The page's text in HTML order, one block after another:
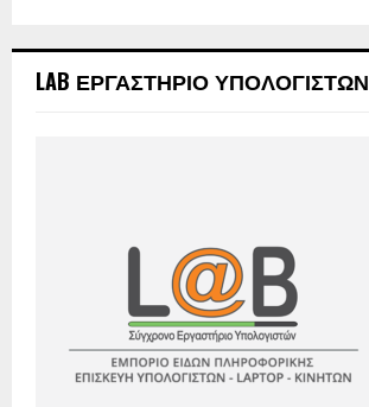
LAB ΕΡΓΑΣΤΗΡΙΟ ΥΠΟΛΟΓΙΣΤΩΝ